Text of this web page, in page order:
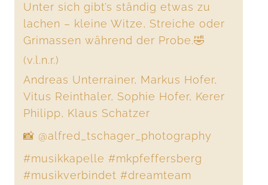
Unter sich gibt’s ständig etwas zu
lachen – kleine Witze, Streiche oder
Grimassen während der Probe.🤣
(v.l.n.r.)
Andreas Unterrainer, Markus Hofer,
Vitus Reinthaler, Sophie Hofer, Kerer
Philipp, Klaus Schatzer
📸 @alfred_tschager_photography
#musikkapelle #mkpfeffersberg
#musikverbindet #dreamteam